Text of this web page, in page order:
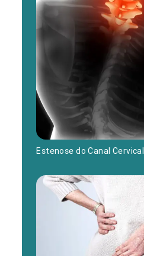
Estenose do Canal Cervical